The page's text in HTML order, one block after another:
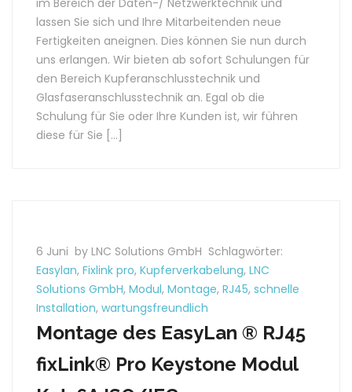
lassen Sie sich und Ihre Mitarbeitenden neue
Fertigkeiten aneignen. Dies können Sie nun durch
uns erlangen. Wir bieten ab sofort Schulungen für
den Bereich Kupferanschlusstechnik und
Glasfaseranschlusstechnik an. Egal ob die
Schulung für Sie oder Ihre Kunden ist, wir führen
diese für Sie […]
6 Juni by LNC Solutions GmbH Schlagwörter:
Easylan, Fixlink pro, Kupferverkabelung, LNC
Solutions GmbH, Modul, Montage, RJ45, schnelle
Installation, wartungsfreundlich
Montage des EasyLan ® RJ45
fixLink® Pro Keystone Modul